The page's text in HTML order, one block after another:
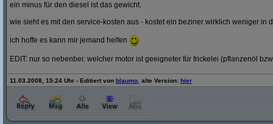
ein minus für den diesel ist das gewicht.
wie sieht es mit den service-kosten aus - kostet ein beziner wirklich weniger in
ich hoffe es kann mir jemand helfen
EDIT: nur so nebenbei: welcher motor ist geeigneter für frickelei (pflanzenöl
11.03.2008, 15:24 Uhr - Editiert von blaumo , alte Version: hier